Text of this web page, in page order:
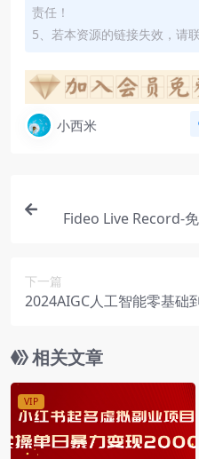
责任！
5、若本资源的链接失效，请
小西米
Fideo Live Record-
下一篇
2024AIGC人工智能零基础
相关文章
VIP